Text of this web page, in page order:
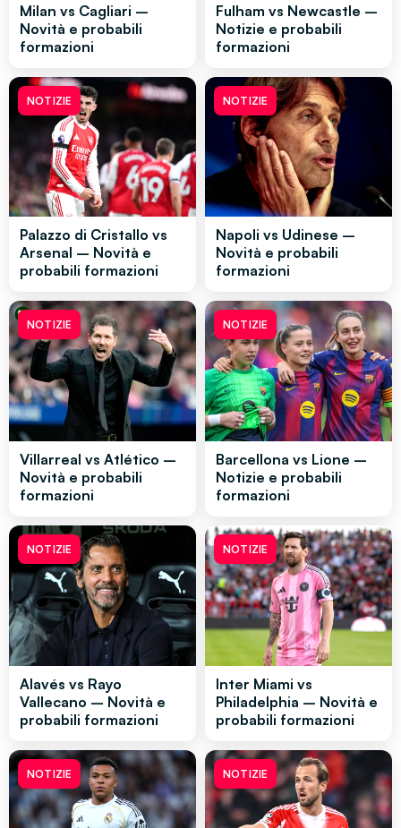
Milan vs Cagliari –
Novità e probabili
formazioni
Fulham vs Newcastle –
Notizie e probabili
formazioni
NOTIZIE
Palazzo di Cristallo vs
Arsenal – Novità e
probabili formazioni
NOTIZIE
Napoli vs Udinese –
Novità e probabili
formazioni
NOTIZIE
Villarreal vs Atlético –
Novità e probabili
formazioni
NOTIZIE
Barcellona vs Lione –
Notizie e probabili
formazioni
NOTIZIE
Alavés vs Rayo
Vallecano – Novità e
probabili formazioni
NOTIZIE
Inter Miami vs
Philadelphia – Novità e
probabili formazioni
NOTIZIE NOTIZIE